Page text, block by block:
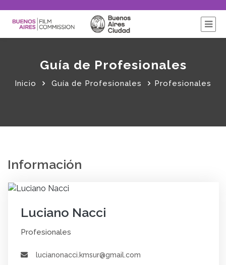
Guía de Profesionales
Inicio Guía de Profesionales Profesionales
Información
Luciano Nacci
Profesionales
lucianonacci.kmsur@gmail.com